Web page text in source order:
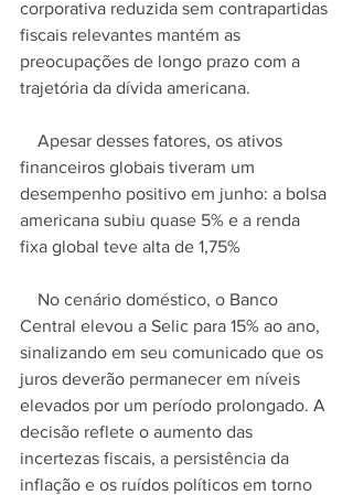
corporativa reduzida sem contrapartidas
fiscais relevantes mantém as
preocupações de longo prazo com a
trajetória da dívida americana.
Apesar desses fatores, os ativos
financeiros globais tiveram um
desempenho positivo em junho: a bolsa
americana subiu quase 5% e a renda
fixa global teve alta de 1,75%
No cenário doméstico, o Banco
Central elevou a Selic para 15% ao ano,
sinalizando em seu comunicado que os
juros deverão permanecer em níveis
elevados por um período prolongado. A
decisão reflete o aumento das
incertezas fiscais, a persistência da
inflação e os ruídos políticos em torno